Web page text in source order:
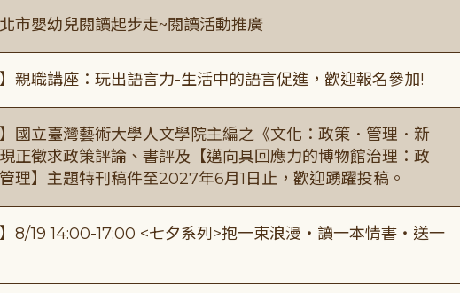
北市嬰幼兒閱讀起步走~閱讀活動推廣
】親職講座：玩出語言力-生活中的語言促進，歡迎報名參加!
】國立臺灣藝術大學人文學院主編之《文化：政策．管理．新
正徵求政策評論、書評及【邁向具回應力的博物館治理：政
理】主題特刊稿件至2027年6月1日止，歡迎踴躍投稿。
】8/19 14:00-17:00 <七夕系列>抱一束浪漫・讀一本情書・送一